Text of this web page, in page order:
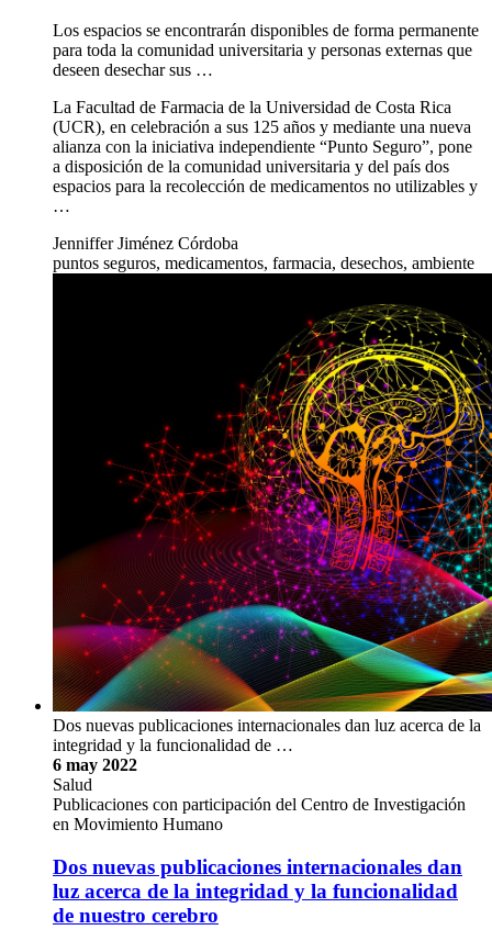
Los espacios se encontrarán disponibles de forma permanente
para toda la comunidad universitaria y personas externas que
deseen desechar sus …
La Facultad de Farmacia de la Universidad de Costa Rica
(UCR), en celebración a sus 125 años y mediante una nueva
alianza con la iniciativa independiente “Punto Seguro”, pone
a disposición de la comunidad universitaria y del país dos
espacios para la recolección de medicamentos no utilizables y
…
Jenniffer Jiménez Córdoba
puntos seguros, medicamentos, farmacia, desechos, ambiente
Dos nuevas publicaciones internacionales dan luz acerca de la
integridad y la funcionalidad de …
6 may 2022
Salud
Publicaciones con participación del Centro de Investigación
en Movimiento Humano
Dos nuevas publicaciones internacionales dan
luz acerca de la integridad y la funcionalidad
de nuestro cerebro